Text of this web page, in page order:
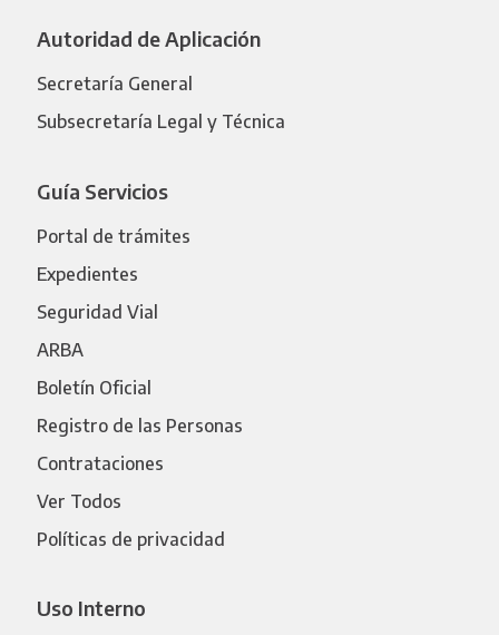
Autoridad de Aplicación
Secretaría General
Subsecretaría Legal y Técnica
Guía Servicios
Portal de trámites
Expedientes
Seguridad Vial
ARBA
Boletín Oficial
Registro de las Personas
Contrataciones
Ver Todos
Políticas de privacidad
Uso Interno